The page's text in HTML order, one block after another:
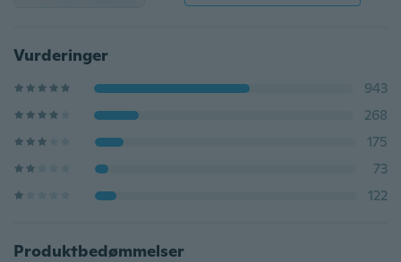
Vurderinger
943
268
175
73
122
Produktbedømmelser